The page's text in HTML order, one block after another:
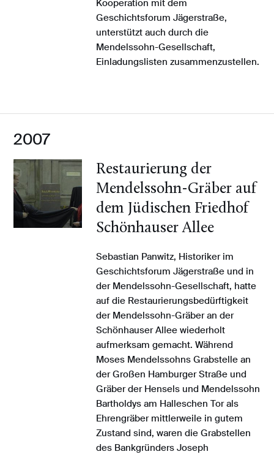
Kooperation mit dem
Geschichtsforum Jägerstraße,
unterstützt auch durch die
Mendelssohn-Gesellschaft,
Einladungslisten zusammenzustellen.
2007
Restaurierung der
Mendelssohn-Gräber auf
dem Jüdischen Friedhof
Schönhauser Allee
Sebastian Panwitz, Historiker im
Geschichtsforum Jägerstraße und in
der Mendelssohn-Gesellschaft, hatte
auf die Restaurierungsbedürftigkeit
der Mendelssohn-Gräber an der
Schönhauser Allee wiederholt
aufmerksam gemacht. Während
Moses Mendelssohns Grabstelle an
der Großen Hamburger Straße und
Gräber der Hensels und Mendelssohn
Bartholdys am Halleschen Tor als
Ehrengräber mittlerweile in gutem
Zustand sind, waren die Grabstellen
des Bankgründers Joseph